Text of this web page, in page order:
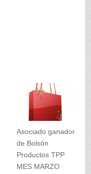
Asociado ganador
de Bolsón
Productos TPP
MES MARZO